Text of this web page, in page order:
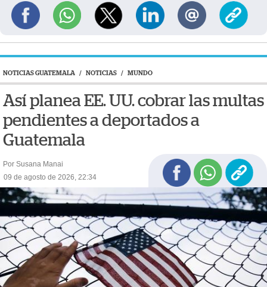
NOTICIAS GUATEMALA / NOTICIAS / MUNDO
Así planea EE. UU. cobrar las multas
pendientes a deportados a
Guatemala
Por Susana Manai
09 de agosto de 2026, 22:34